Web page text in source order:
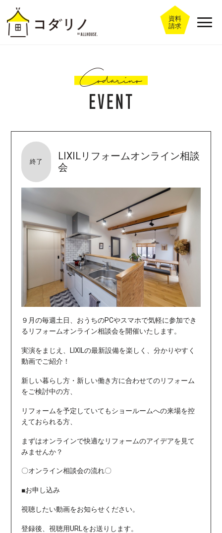
資料
請求
終了
LIXILリフォームオンライン相談
会
９月の毎週土日、おうちのPCやスマホで気軽に参加でき
るリフォームオンライン相談会を開催いたします。
実演をまじえ、LIXILの最新設備を楽しく、分かりやすく
動画でご紹介！
新しい暮らし方・新しい働き方に合わせてのリフォーム
をご検討中の方、
リフォームを予定していてもショールームへの来場を控
えておられる方、
まずはオンラインで快適なリフォームのアイデアを見て
みませんか？
〇オンライン相談会の流れ〇
■お申し込み
視聴したい動画をお知らせください。
登録後、視聴用URLをお送りします。